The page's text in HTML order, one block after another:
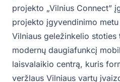
projekto „Vilnius Connect”
projekto įgyvendinimo
Vilniaus geležinkelio
modernų daugiafunkcį
laisvalaikio centrą, kuris
veržlaus Vilniaus vartų